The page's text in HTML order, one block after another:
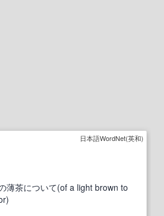
日本語WordNet(英和)
薄茶について(of a light brown to